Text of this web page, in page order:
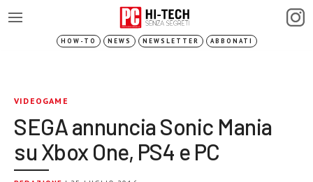
HOW-TO NEWS NEWSLETTER ABBONATI
VIDEOGAME
SEGA annuncia Sonic Mania
su Xbox One, PS4 e PC